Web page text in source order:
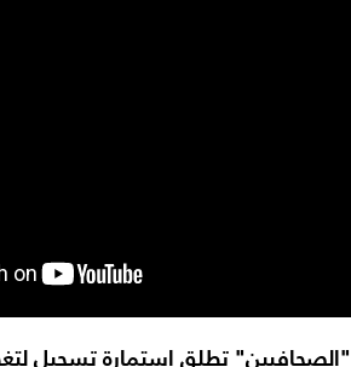
"الصحافيين" تطلق استمارة تسجيل